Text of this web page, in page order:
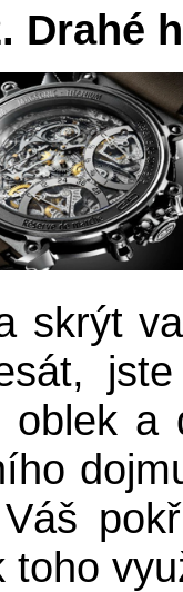
Drahé
skrýt
oblek a
toho